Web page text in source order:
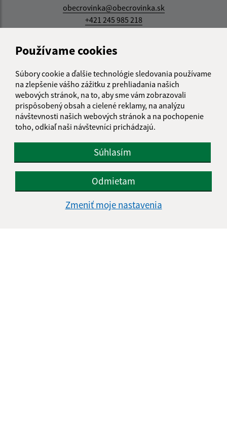
Používame cookies
Súbory cookie a ďalšie technológie sledovania používame
na zlepšenie vášho zážitku z prehliadania našich
webových stránok, na to, aby sme vám zobrazovali
prispôsobený obsah a cielené reklamy, na analýzu
návštevnosti našich webových stránok a na pochopenie
toho, odkiaľ naši návštevníci prichádzajú.
Súhlasím
Odmietam
Zmeniť moje nastavenia
obecrovinka@obecrovinka.sk
+421 245 985 218